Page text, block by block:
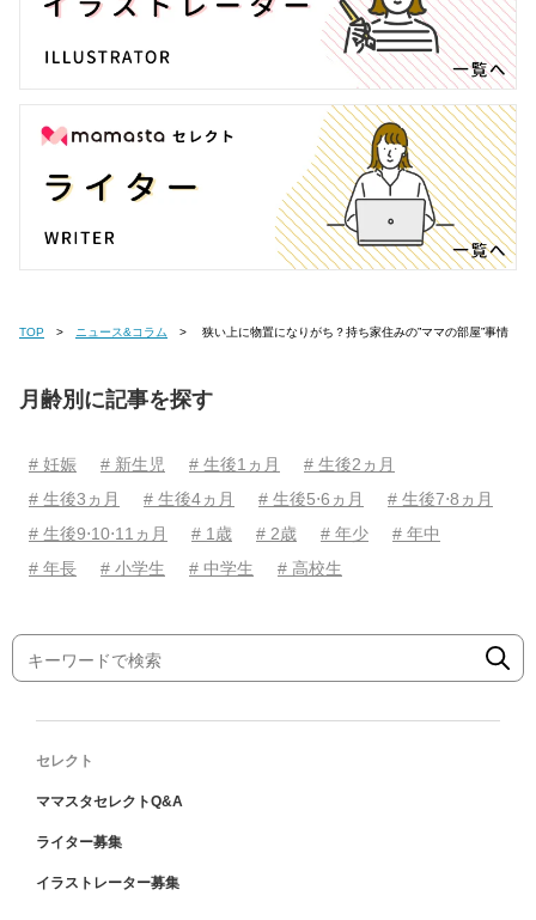
TOP ニュース&コラム 狭い上に物置になりがち？持ち家住みの”ママの部屋”事情
月齢別に記事を探す
# 妊娠 # 新生児 # 生後1ヵ月
# 生後2ヵ月
# 生後3ヵ月
# 生後4ヵ月 # 生後5⋅6ヵ月
# 生後7⋅8ヵ月
# 生後9⋅10⋅11ヵ月
# 1歳 # 2歳 # 年少
# 年中
# 年長
# 小学生 # 中学生 # 高校生
セレクト
ママスタセレクトQ&A
ライター募集
イラストレーター募集